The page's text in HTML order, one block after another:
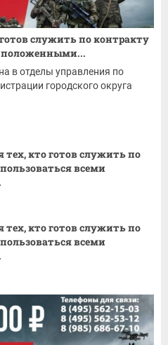
служить по контракту
положенными...
в отделы управления по
городского округа
кто готов служить по
всеми
кто готов служить по
всеми